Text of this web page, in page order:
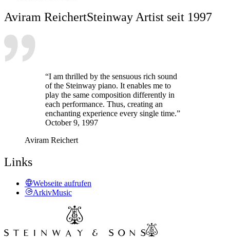
Aviram ReichertSteinway Artist seit 1997
“I am thrilled by the sensuous rich sound
of the Steinway piano. It enables me to
play the same composition differently in
each performance. Thus, creating an
enchanting experience every single time.”
October 9, 1997
Aviram Reichert
Links
Webseite aufrufen
ArkivMusic